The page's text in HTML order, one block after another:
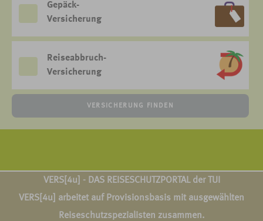
Gepäck-
Versicherung
Reiseabbruch-
Versicherung
VERSICHERUNG FINDEN
VERS[4u] - DAS REISESCHUTZPORTAL der TUI
VERS[4u] arbeitet auf Provisionsbasis mit ausgewählten
Reiseschutzspezialisten zusammen.